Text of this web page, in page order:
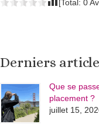
[Total: 0
Derniers
Que se
placement ?
juillet 15,